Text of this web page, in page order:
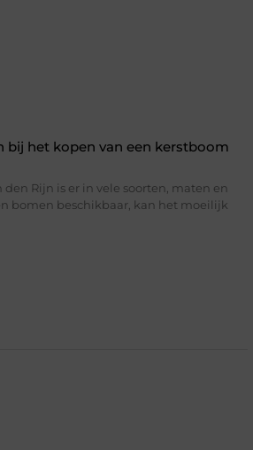
bij het kopen van een kerstboom
Rijn is er in vele soorten, maten en
bomen beschikbaar, kan het moeilijk